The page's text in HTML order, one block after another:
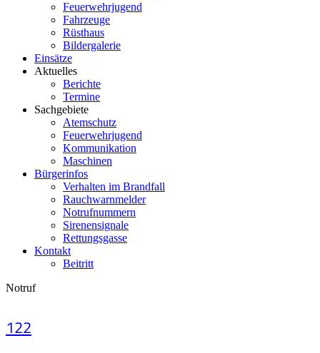
Feuerwehrjugend
Fahrzeuge
Rüsthaus
Bildergalerie
Einsätze
Aktuelles
Berichte
Termine
Sachgebiete
Atemschutz
Feuerwehrjugend
Kommunikation
Maschinen
Bürgerinfos
Verhalten im Brandfall
Rauchwarnmelder
Notrufnummern
Sirenensignale
Rettungsgasse
Kontakt
Beitritt
Notruf
122